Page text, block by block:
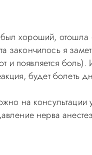
хороший, отошла
закончилось я
и появляется боль).
будет болеть
на консультации
нерва